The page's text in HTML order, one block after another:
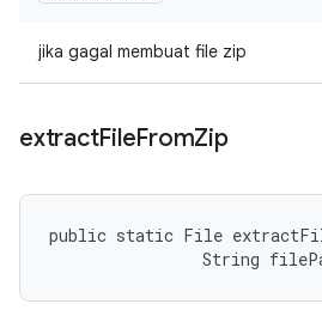
jika gagal membuat file zip
extractFileFromZip
public static File
String